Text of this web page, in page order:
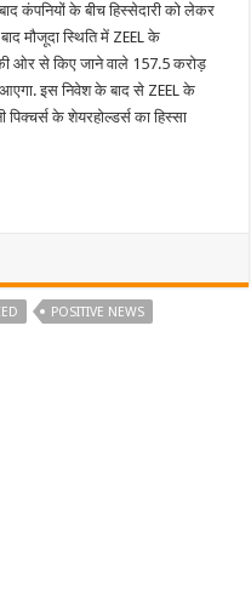
कंपनियों के बीच हिस्सेदारी को लेकर
मौजूदा स्थिति में ZEEL के
की ओर से किए जाने वाले 157.5 करोड़
आएगा. इस निवेश के बाद से ZEEL के
के शेयरहोल्डर्स का हिस्सा
POSITIVE NEWS